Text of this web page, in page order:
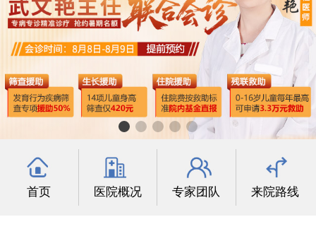
科室导航
行为发育科
小儿内分泌科
首页 医院概况 专家团队 来院路线